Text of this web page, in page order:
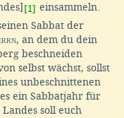
[1] einsammeln.
Sabbat der
, an dem du dein
beschneiden
selbst wächst, sollst
unbeschnittenen
ein Sabbatjahr für
soll euch